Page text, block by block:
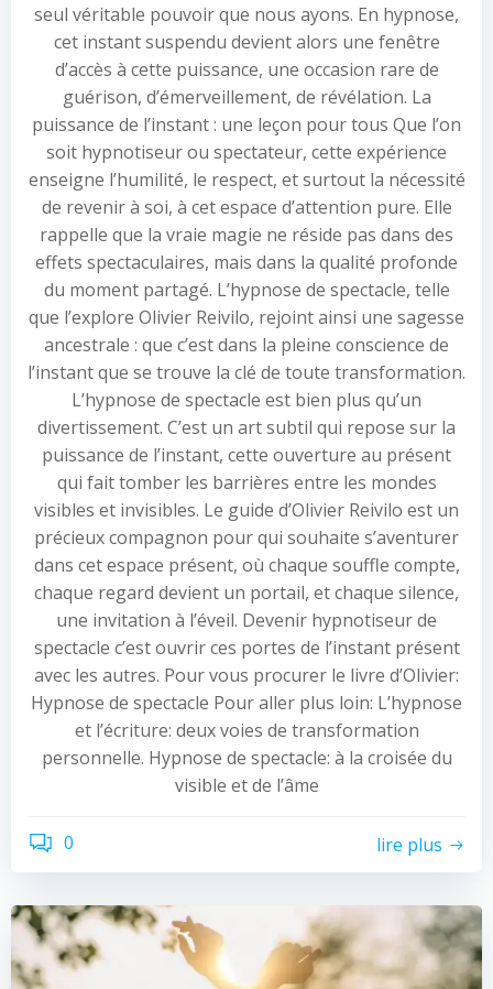
seul véritable pouvoir que nous ayons. En hypnose,
cet instant suspendu devient alors une fenêtre
d’accès à cette puissance, une occasion rare de
guérison, d’émerveillement, de révélation. La
puissance de l’instant : une leçon pour tous Que l’on
soit hypnotiseur ou spectateur, cette expérience
enseigne l’humilité, le respect, et surtout la nécessité
de revenir à soi, à cet espace d’attention pure. Elle
rappelle que la vraie magie ne réside pas dans des
effets spectaculaires, mais dans la qualité profonde
du moment partagé. L’hypnose de spectacle, telle
que l’explore Olivier Reivilo, rejoint ainsi une sagesse
ancestrale : que c’est dans la pleine conscience de
l’instant que se trouve la clé de toute transformation.
L’hypnose de spectacle est bien plus qu’un
divertissement. C’est un art subtil qui repose sur la
puissance de l’instant, cette ouverture au présent
qui fait tomber les barrières entre les mondes
visibles et invisibles. Le guide d’Olivier Reivilo est un
précieux compagnon pour qui souhaite s’aventurer
dans cet espace présent, où chaque souffle compte,
chaque regard devient un portail, et chaque silence,
une invitation à l’éveil. Devenir hypnotiseur de
spectacle c’est ouvrir ces portes de l’instant présent
avec les autres. Pour vous procurer le livre d’Olivier:
Hypnose de spectacle Pour aller plus loin: L’hypnose
et l’écriture: deux voies de transformation
personnelle. Hypnose de spectacle: à la croisée du
visible et de l’âme
0 lire plus